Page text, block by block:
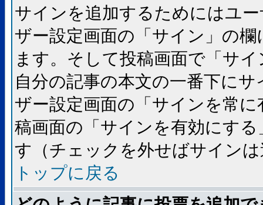
サインを追加するためにはユ
ザー設定画面の「サイン」の
ます。そして投稿画面で「サ
自分の記事の本文の一番下に
ザー設定画面の「サインを常
稿画面の「サインを有効にす
す（チェックを外せばサイン
トップに戻る